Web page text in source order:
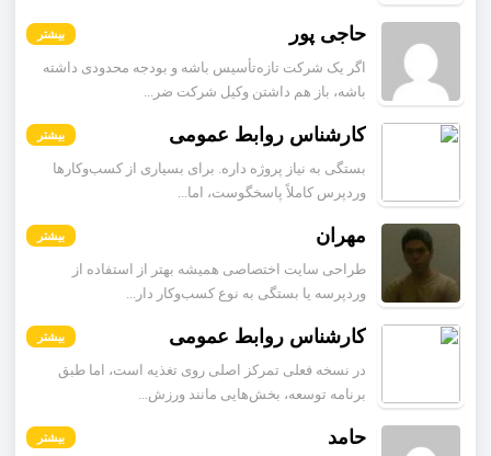
حاجی پور بیشتر
اگر یک شرکت تازه‌تأسیس باشه و بودجه محدودی داشته
باشه، باز هم داشتن وکیل شرکت ضر...
کارشناس روابط عمومی بیشتر
بستگی به نیاز پروژه داره. برای بسیاری از کسب‌وکارها
وردپرس کاملاً پاسخگوست، اما...
مهران بیشتر
طراحی سایت اختصاصی همیشه بهتر از استفاده از
وردپرسه یا بستگی به نوع کسب‌وکار دار...
کارشناس روابط عمومی بیشتر
در نسخه فعلی تمرکز اصلی روی تغذیه است، اما طبق
برنامه توسعه، بخش‌هایی مانند ورزش...
حامد بیشتر